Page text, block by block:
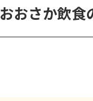
おおさか飲食